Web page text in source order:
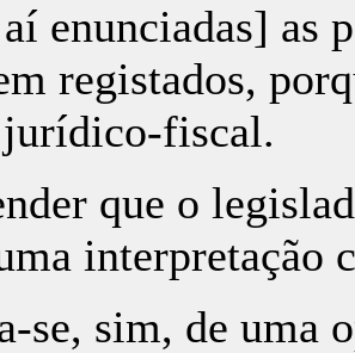
aí enunciadas] as
registados,
jurídico-fiscal.
que o
interpretação
se, sim, de uma